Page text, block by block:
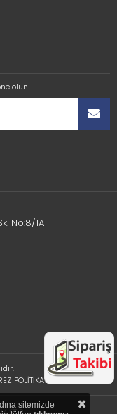
olun.
No:8/1A
POLİTİKASI
sitemizde
×